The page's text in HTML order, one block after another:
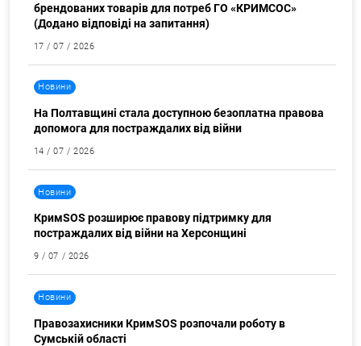
брендованих товарів для потреб ГО «КРИМСОС»
(Додано відповіді на запитання)
17 / 07 / 2026
Новини
На Полтавщині стала доступною безоплатна правова
допомога для постраждалих від війни
14 / 07 / 2026
Новини
КримSOS розширює правову підтримку для
постраждалих від війни на Херсонщині
9 / 07 / 2026
Новини
Правозахисники КримSOS розпочали роботу в
Сумській області